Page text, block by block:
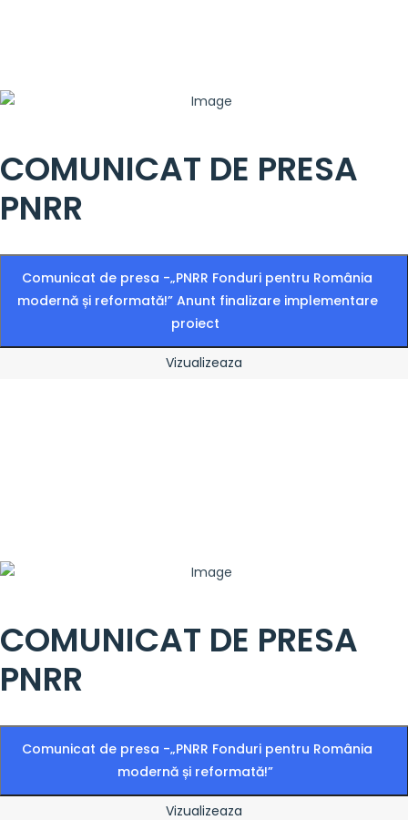
COMUNICAT DE PRESA
PNRR
Comunicat de presa -„PNRR Fonduri pentru România
modernă și reformată!” Anunt finalizare implementare
proiect
Vizualizeaza
COMUNICAT DE PRESA
PNRR
Comunicat de presa -„PNRR Fonduri pentru România
modernă și reformată!”
Vizualizeaza